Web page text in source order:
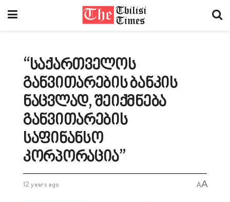
“საქართველოს
განვითარების ბანკის
ნაცვლად, შეიქმნება
განვითარების
საფინანსო
კორპორაცია”
12 years ago AA